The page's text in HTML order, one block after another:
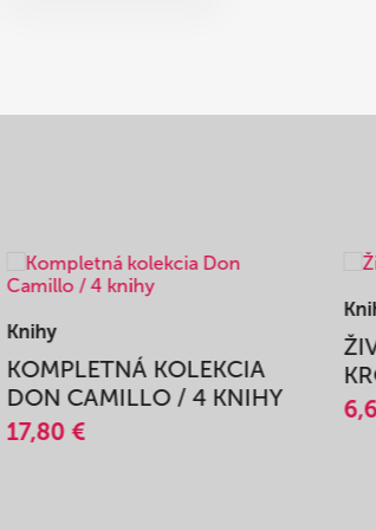
ŽIVOT V PLNOSTI - 7
KROKOV
6,69 €